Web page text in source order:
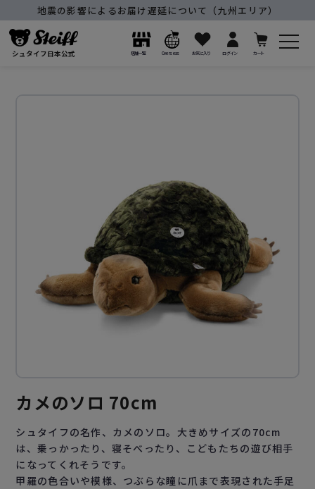
地震の影響によるお届け遅延について（九州エリア）
シュタイフ日本公式 店舗一覧 Overseas お気に入り ログイン カート
カメのソロ 70cm
シュタイフの名作、カメのソロ。大きめサイズの70cm
は、乗っかったり、寝そべったり、こどもたちの遊び相手
になってくれそうです。
甲羅の色合いや模様、つぶらな瞳に爪まで表現された手足